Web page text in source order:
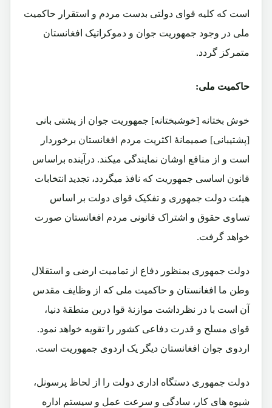
است که کلیه قوای دولتی بدست مردم و استقرار حاکمیت
ملی در وجود جمهوریت جوان و دموکراتیک افغانستان
متمرکز گردد.
حاکمیت ملی:
خوش بختانه [خوشبختانه] جمهوریت جوان از پشتی بانی
[پشتیبانی] صمیمانۀ اکثریت مردم افغانستان برخوردار
است و از منافع اوشان نمایندگی میکند. درآینده براساس
قانون اساسی جمهوریت که نافذ میگردد، تجدید انتخابات
هیئت دولت جمهوری و تفکیک قوای دولت بر اساس
تساوی حقوق و اشتراک قانونی مردم افغانستان صورت
خواهد گرفت.
دولت جمهوری بمنظور دفاع از تمامیت ارضی و استقلال
وطن ما افغانستان و حاکمیت ملی که از وظایف مقدس
آن است با در نظرداشت موازنۀ قوا درین منطقۀ دنیا،
قوای مسلح و قدرت دفاعی کشور را تقویه خواهد نمود.
اردوی جوان افغانستان دیگر یک اردوی جمهوریت است.
دولت جمهوری دستگاه اداری دولت را از لحاظ پرسونل،
شیوه های کار، سادگی و سرعت عمل و سیستم اداره